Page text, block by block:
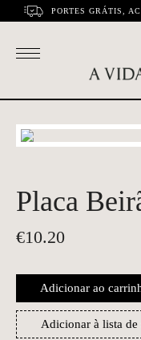
PORTES GRÁTIS,
Placa
€10.20
Adicionar ao
Adicionar à lista de